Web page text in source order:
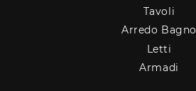
Tavoli
Arredo Bagno
Letti
Armadi